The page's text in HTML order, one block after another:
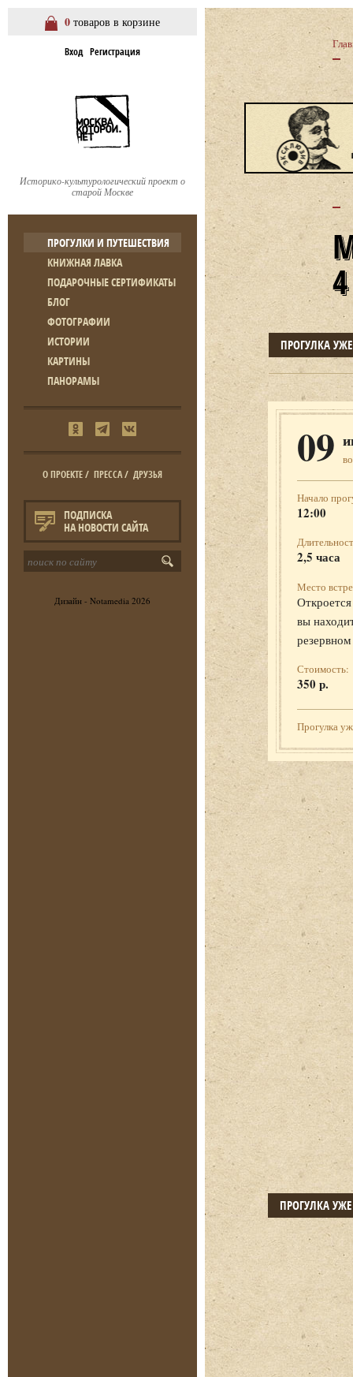
0 товаров в корзине
Вход Регистрация
Историко-культурологический проект о
старой Москве
ПРОГУЛКИ И ПУТЕШЕСТВИЯ
КНИЖНАЯ ЛАВКА
ПОДАРОЧНЫЕ СЕРТИФИКАТЫ
БЛОГ
ФОТОГРАФИИ
ИСТОРИИ
КАРТИНЫ
ПАНОРАМЫ
О ПРОЕКТЕ/ ПРЕССА/ ДРУЗЬЯ
ПОДПИСКА
НА НОВОСТИ САЙТА
Дизайн - Notamedia 2026
ПРОГУЛКА
09
Начало
12:00
2,5 часа
Место
вы
Стоимость:
350 р.
Прогулка
ПРОГУЛКА